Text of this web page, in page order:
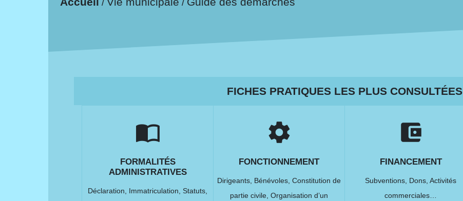
/ /
FICHES PRATIQUES LES PLUS CONSULTÉES
import_contacts
FORMALITÉS
ADMINISTRATIVES
Déclaration, Immatriculation,Statuts,
settings
FONCTIONNEMENT
Dirigeants, Bénévoles,Constitution de
partie civile,Organisation d’un
account_balance_wallet
FINANCEMENT
Subventions, Dons,Activités
commerciales…